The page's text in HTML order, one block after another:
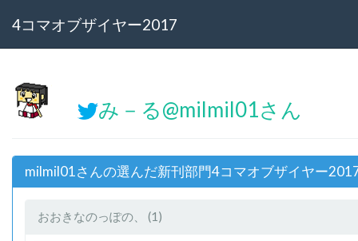
4コマオブザイヤー2017
み－る@milmil01さん
milmil01さんの選んだ新刊部門4コマオブザイヤー
おおきなのっぽの、 (1)